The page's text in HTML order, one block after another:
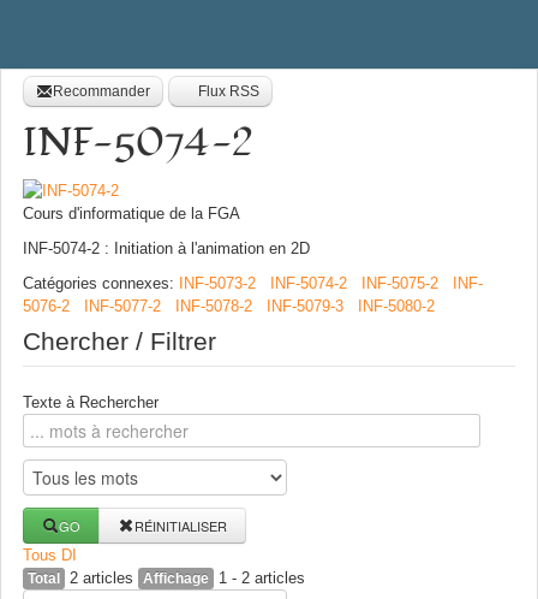
Recommander Flux RSS
INF-5074-2
Cours d'informatique de la FGA
INF-5074-2 : Initiation à l'animation en 2D
Catégories connexes: INF-5073-2 INF-5074-2 INF-5075-2
INF-
5076-2
INF-5077-2 INF-5078-2 INF-5079-3 INF-5080-2
Chercher / Filtrer
Texte à Rechercher
GO RÉINITIALISER
Tous D
Total 2 articles Affichage 1 - 2 articles